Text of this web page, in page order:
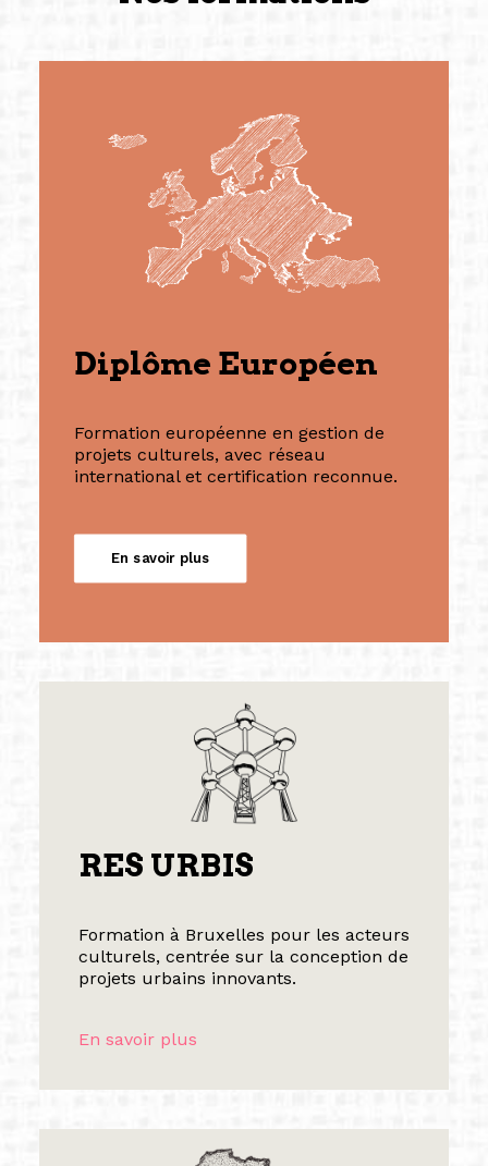
Diplôme Européen
Formation européenne en gestion de
projets culturels, avec réseau
international et certification reconnue.
En savoir plus
RES URBIS
Formation à Bruxelles pour les acteurs
culturels, centrée sur la conception de
projets urbains innovants.
En savoir plus